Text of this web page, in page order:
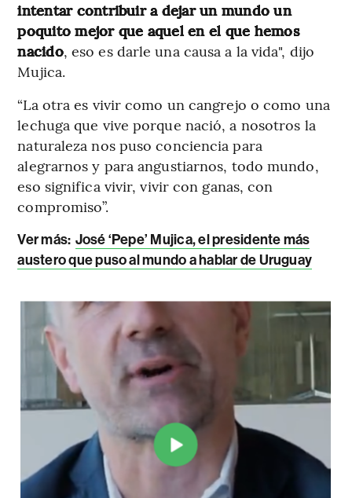
intentar contribuir a dejar un mundo un
poquito mejor que aquel en el que hemos
nacido, eso es darle una causa a la vida", dijo
Mujica.
“La otra es vivir como un cangrejo o como una
lechuga que vive porque nació, a nosotros la
naturaleza nos puso conciencia para
alegrarnos y para angustiarnos, todo mundo,
eso significa vivir, vivir con ganas, con
compromiso”.
Ver más: José ‘Pepe’ Mujica, el presidente más
austero que puso al mundo a hablar de Uruguay